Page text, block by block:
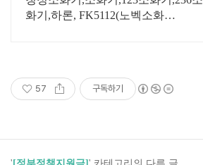
화기,하론, FK5112(노벡소화
57 구독하기